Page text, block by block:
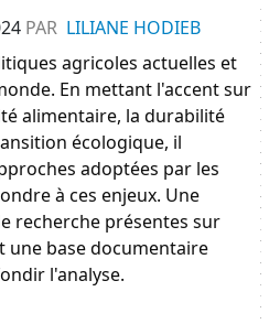
PAR LILIANE HODIEB
agricoles actuelles et
En mettant l'accent sur
alimentaire, la durabilité
écologique, il
adoptées par les
à ces enjeux. Une
recherche présentes sur
une base documentaire
l'analyse.